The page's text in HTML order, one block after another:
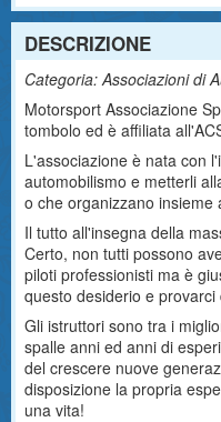
DESCRIZIONE
Categoria: Associazioni di
Motorsport Associazione
tombolo ed è affiliata
L'associazione è nata con
automobilismo e metterli
o che organizzano insieme
Il tutto all'insegna della
Certo, non tutti possono
piloti professionisti ma è
questo desiderio e provarci
Gli istruttori sono tra i
spalle anni ed anni di
del crescere nuove
disposizione la propria
una vita!